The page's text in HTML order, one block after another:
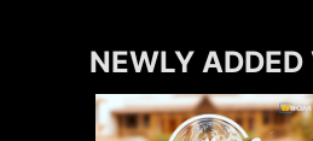
NEWLY ADDED